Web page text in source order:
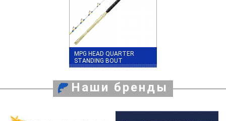
MPG HEAD QUARTER
STANDING BOUT
Наши бренды